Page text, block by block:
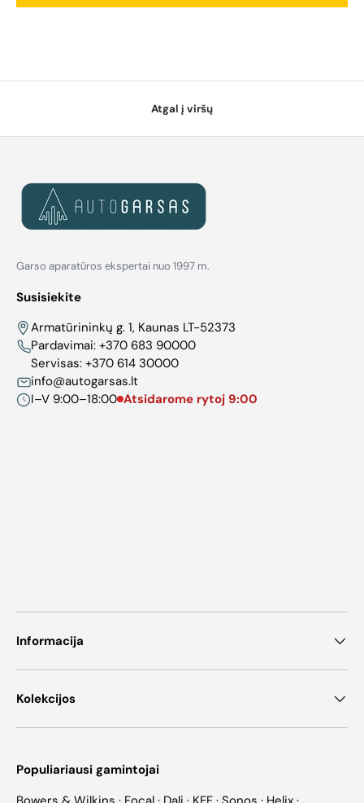
Atgal į viršų
Garso aparatūros ekspertai nuo 1997 m.
Susisiekite
Armatūrininkų g. 1, Kaunas LT-52373
Pardavimai: +370 683 90000
Servisas: +370 614 30000
info@autogarsas.lt
I–V 9:00–18:00 Atsidarome rytoj 9:00
Informacija
Kolekcijos
Populiariausi gamintojai